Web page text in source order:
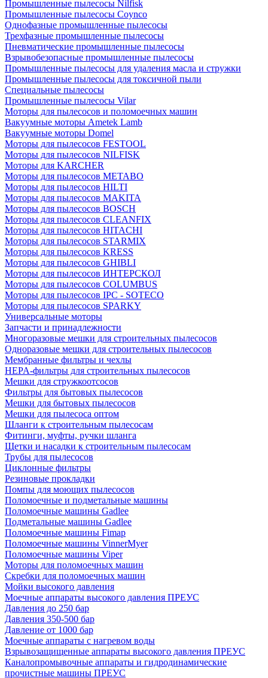
Промышленные пылесосы Nilfisk
Промышленные пылесосы Coynco
Однофазные промышленные пылесосы
Трехфазные промышленные пылесосы
Пневматические промышленные пылесосы
Взрывобезопасные промышленные пылесосы
Промышленные пылесосы для удаления масла и стружки
Промышленные пылесосы для токсичной пыли
Специальные пылесосы
Промышленные пылесосы Vilar
Моторы для пылесосов и поломоечных машин
Вакуумные моторы Ametek Lamb
Вакуумные моторы Domel
Моторы для пылесосов FESTOOL
Моторы для пылесосов NILFISK
Моторы для KARCHER
Моторы для пылесосов METABO
Моторы для пылесосов HILTI
Моторы для пылесосов MAKITA
Моторы для пылесосов BOSCH
Моторы для пылесосов CLEANFIX
Моторы для пылесосов HITACHI
Моторы для пылесосов STARMIX
Моторы для пылесосов KRESS
Моторы для пылесосов GHIBLI
Моторы для пылесосов ИНТЕРСКОЛ
Моторы для пылесосов COLUMBUS
Моторы для пылесосов IPC - SOTECO
Моторы для пылесосов SPARKY
Универсальные моторы
Запчасти и принадлежности
Многоразовые мешки для строительных пылесосов
Одноразовые мешки для строительных пылесосов
Мембранные фильтры и чехлы
HEPA-фильтры для строительных пылесосов
Мешки для стружкоотсосов
Фильтры для бытовых пылесосов
Мешки для бытовых пылесосов
Мешки для пылесоса оптом
Шланги к строительным пылесосам
Фитинги, муфты, ручки шланга
Щетки и насадки к строительным пылесосам
Трубы для пылесосов
Циклонные фильтры
Резиновые прокладки
Помпы для моющих пылесосов
Поломоечные и подметальные машины
Поломоечные машины Gadlee
Подметальные машины Gadlee
Поломоечные машины Fimap
Поломоечные машины VinnerMyer
Поломоечные машины Viper
Моторы для поломоечных машин
Скребки для поломоечных машин
Мойки высокого давления
Моечные аппараты высокого давления ПРЕУС
Давления до 250 бар
Давления 350-500 бар
Давление от 1000 бар
Моечные аппараты с нагревом воды
Взрывозащищенные аппараты высокого давления ПРЕУС
Каналопромывочные аппараты и гидродинамические
прочистные машины ПРЕУС